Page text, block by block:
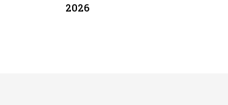
2026